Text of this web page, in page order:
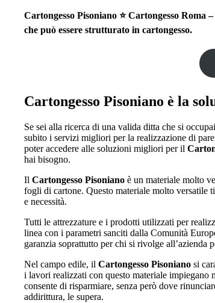
Cartongesso Pisoniano ⭐ Cartongesso
che può essere strutturato in cartongesso.
Cartongesso Pisoniano è la
Se sei alla ricerca di una valida ditta che si
subito i servizi migliori per la realizzazione di
poter accedere alle soluzioni migliori per il
hai bisogno.
Il Cartongesso Pisoniano è un materiale molto
fogli di cartone. Questo materiale molto versatile
e necessità.
Tutti le attrezzature e i prodotti utilizzati per
linea con i parametri sanciti dalla Comunità
garanzia soprattutto per chi si rivolge all’azienda
Nel campo edile, il Cartongesso Pisoniano si
i lavori realizzati con questo materiale impiegano
consente di risparmiare, senza però dove
addirittura, le supera.